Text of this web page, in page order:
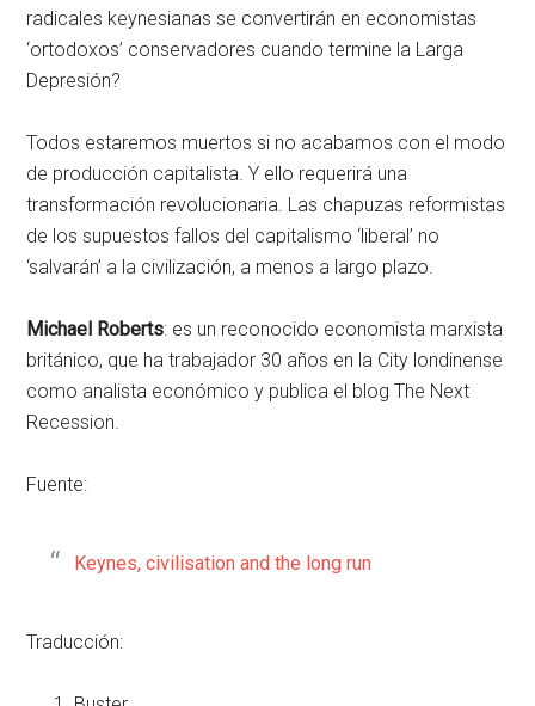
radicales keynesianas se convertirán en economistas
‘ortodoxos’ conservadores cuando termine la Larga
Depresión?
Todos estaremos muertos si no acabamos con el modo
de producción capitalista. Y ello requerirá una
transformación revolucionaria. Las chapuzas reformistas
de los supuestos fallos del capitalismo ‘liberal’ no
‘salvarán’ a la civilización, a menos a largo plazo.
Michael Roberts: es un reconocido economista marxista
británico, que ha trabajador 30 años en la City londinense
como analista económico y publica el blog The Next
Recession.
Fuente:
Keynes, civilisation and the long run
Traducción: